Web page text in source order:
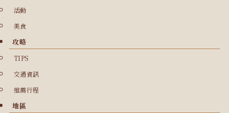
活動
美食
攻略
TIPS
交通資訊
推薦行程
地區